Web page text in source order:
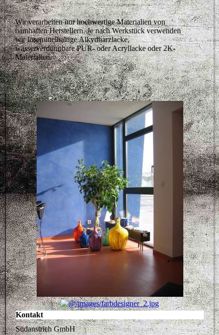
Wir verarbeiten nur hochwertige Materialien von
namhaften Herstellern. Je nach Werkstück verwenden
wir lösemittelhaltige Alkydharzlacke,
wasserverdünnbare PUR- oder Acryllacke oder 2K-
Materialien.
Kontakt
Südanstrich GmbH